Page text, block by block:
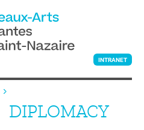
INTRANET
DIPLOMACY